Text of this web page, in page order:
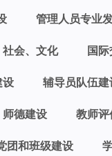
管理人员专业
会、文化 国
设 辅导员队伍建
师德建设 教师评
团和班级建设